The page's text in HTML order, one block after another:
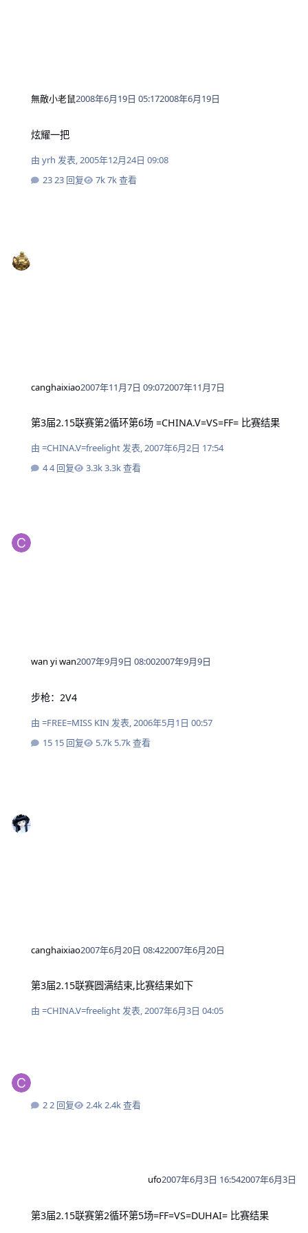
無敵小老鼠2008年6月19日 05:172008年6月19日
炫耀一把
由 yrh 发表,2005年12月24日 09:08
23 回复
7k 查看
canghaixiao2007年11月7日 09:072007年11月7日
第3届2.15联赛第2循环第6场 =CHINA.V=VS=FF= 比赛结果
由 =CHINA.V=freelight发表,2007年6月2日 17:54
4 回复
3.3k 查看
wan yi wan2007年9月9日 08:002007年9月9日
步枪：2V4
由 =FREE=MISS KIN 发表,2006年5月1日 00:57
15 回复
5.7k 查看
canghaixiao2007年6月20日 08:422007年6月20日
第3届2.15联赛圆满结束,比赛结果如下
由 =CHINA.V=freelight发表,2007年6月3日 04:05
2 回复 2.4k 查看
ufo2007年6月3日 16:542007年6月3日
第3届2.15联赛第2循环第5场=FF=VS=DUHAI= 比赛结果